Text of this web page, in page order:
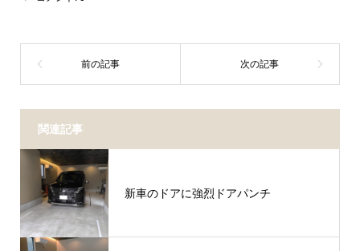
関連記事
新車のドアに強烈ドアパンチ